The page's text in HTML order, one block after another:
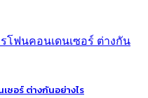
เซอร์ ต่างกันอย่างไร